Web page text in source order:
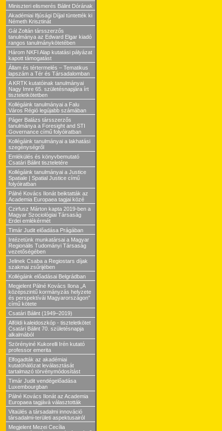
Miniszteri elismerés Bálint Dórának
Akadémiai Ifjúsági Díjjal tüntették ki
Németh Krisztinát
Gál Zoltán társszerzős
tanulmánya az Edward Elgar kiadó
rangos tanulmánykötetében
Három NKFI Alap kutatási pályázat
kapott támogatást
Állam és tértermelés – Tematikus
lapszám a Tér és Társadalomban
A KRTK kutatóinak tanulmányai
Nagy Imre 65. születésnapjára írt
tiszteletkötetben
Kollégáink tanulmányai a Falu
Város Régió legújabb számában
Páger Balázs társszerzős
tanulmánya a Foresight and STI
Governance című folyóiratban
Kollégáink tanulmányai a lakhatási
szegénységről
Emlékülés és könyvbemutató
Csatári Bálint tiszteletére
Kollégáink tanulmányai a Justice
Spatiale | Spatial Justice című
folyóiratban
Pálné Kovács Ilonát beiktatták az
Academia Europaea tagjai közé
Czirfusz Márton kapta 2019-ben a
Magyar Szociológiai Társaság
Erdei emlékérmét
Timár Judit előadása Prágában
Intézetünk munkatársai a Magyar
Regionális Tudományi Társaság
vezetőségében
Jelinek Csaba a Regiostars díjak
szakmai zsűrijében
Kollégáink előadásai Belgrádban
Megjelent Pálné Kovács Ilona „A
középszintű kormányzás helyzete
és perspektívái Magyarországon”
című kötete
Csatári Bálint (1949–2019)
Alföldi kaleidoszkóp - tiszteletkötet
Csatári Bálint 70. születésnapja
alkalmából
Szörényiné Kukorelli Irén kutató
professor emerita
Elfogadták az akadémiai
kutatóhálózat leválasztását
tartalmazó törvénymódosítást
Timár Judit vendégelőadása
Luxembourgban
Pálné Kovács Ilonát az Academia
Europaea tagjává választották
Vitaülés a társadalmi innováció
társadalmi-területi aspektusairól
Megjelent Mezei Cecília